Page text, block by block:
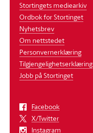
Stortingets mediearkiv
Ordbok for Stortinget
Nyhetsbrev
Om nettstedet
Personvernerklæring
Tilgjengelighetserklæring
Jobb på Stortinget
Facebook
X/Twitter
Instagram